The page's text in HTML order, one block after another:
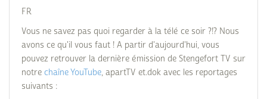
FR
Vous ne savez pas quoi regarder à la télé ce soir ?!? Nous
avons ce qu'il vous faut ! A partir d'aujourd'hui, vous
pouvez retrouver la dernière émission de Stengefort TV sur
notre chaîne YouTube, apartTV et.dok avec les reportages
suivants :